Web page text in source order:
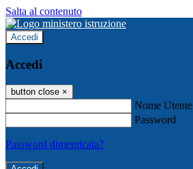
Salta al contenuto
Accedi
Accedi
button close ×
Nome Utente
Password
Password dimenticata?